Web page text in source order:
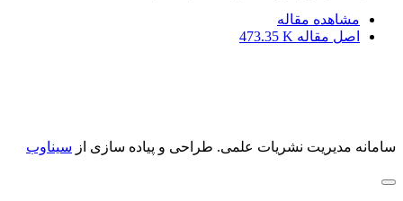
مشاهده مقاله
اصل مقاله 473.35 K
سامانه مدیریت نشریات علمی. طراحی و پیاده سازی از سیناوب